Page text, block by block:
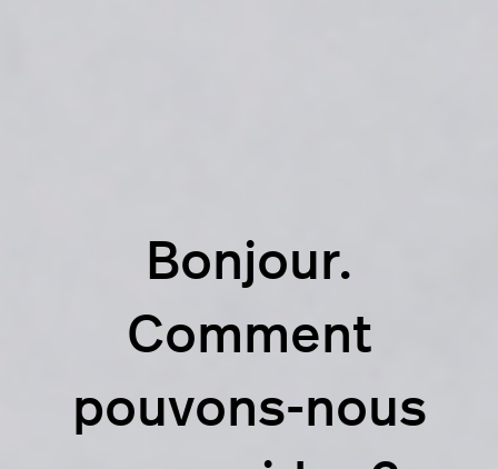
Bonjour.
Comment
pouvons-nous